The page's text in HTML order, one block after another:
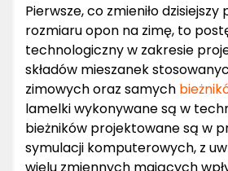
Pierwsze, co zmieniło
rozmiaru opon na zimę, to
technologiczny w zakresie
składów mieszanek
zimowych oraz samych
lamelki wykonywane są w
bieżników projektowane są w
symulacji komputerowych, z
wielu zmiennych mających